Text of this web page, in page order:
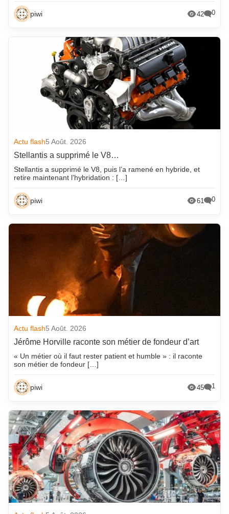
piwi 42 0
Actu flash5 Août. 2026
Stellantis a supprimé le V8…
Stellantis a supprimé le V8, puis l’a ramené en hybride, et
retire maintenant l’hybridation : […]
piwi 61 0
Actu flash5 Août. 2026
Jérôme Horville raconte son métier de fondeur d’art
« Un métier où il faut rester patient et humble » : il raconte
son métier de fondeur […]
piwi 45 1